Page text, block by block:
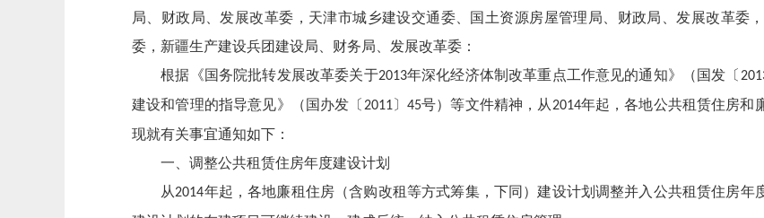
局、财政局、发展改革委，天津市城乡建设交通委、国土资源房屋管理局、财政局、发展改革委
委，新疆生产建设兵团建设局、财务局、发展改革委：
根据《国务院批转发展改革委关于2013年深化经济体制改革重点工作意见的通知》（国发〔
建设和管理的指导意见》（国办发〔 2011 〕 45号）等文件精神，从2014年起，各地公共租赁住房和
现就有关事宜通知如下：
一、调整公共租赁住房年度建设计划
从2014年起，各地廉租住房（含购改租等方式筹集，下同）建设计划调整并入公共租赁住房年